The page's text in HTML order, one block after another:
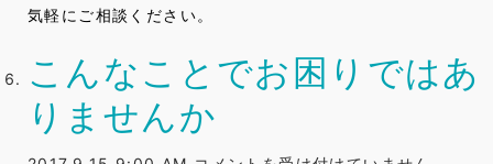
気軽にご相談ください。
こんなことでお困りではあ
りませんか